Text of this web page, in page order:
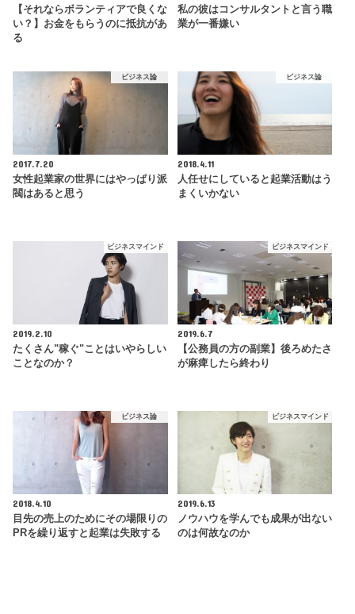
【それならボランティアで良くな
い？】お金をもらうのに抵抗があ
る
私の彼はコンサルタントと言う職
業が一番嫌い
ビジネス論
2017.7.20
女性起業家の世界にはやっぱり派
閥はあると思う
ビジネス論
2018.4.11
人任せにしていると起業活動はう
まくいかない
ビジネスマインド
2019.2.10
たくさん"稼ぐ"ことはいやらしい
ことなのか？
ビジネスマインド
2019.6.7
【公務員の方の副業】後ろめたさ
が麻痺したら終わり
ビジネス論
2018.4.10
目先の売上のためにその場限りの
PRを繰り返すと起業は失敗する
ビジネスマインド
2019.6.13
ノウハウを学んでも成果が出ない
のは何故なのか